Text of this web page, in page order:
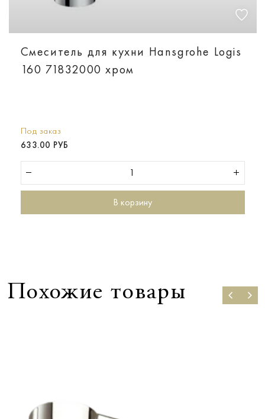
Смеситель для кухни Hansgrohe Logis
160 71832000 хром
Под заказ
633.00 РУБ
В корзину
Похожие товары